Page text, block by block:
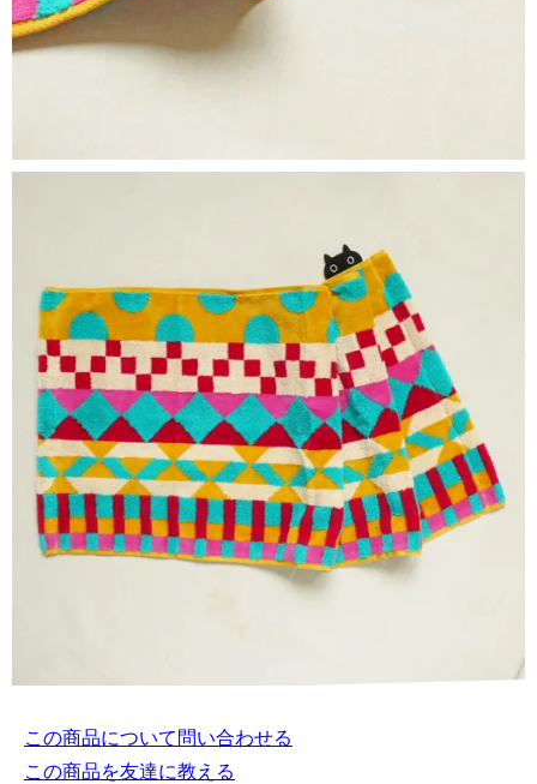
この商品について問い合わせる
この商品を友達に教える